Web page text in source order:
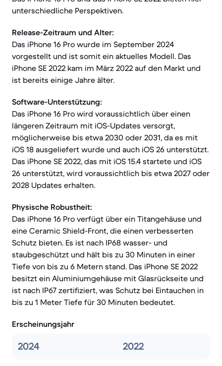
unterschiedliche Perspektiven.
Release-Zeitraum und Alter:
Das iPhone 16 Pro wurde im September 2024
vorgestellt und ist somit ein aktuelles Modell. Das
iPhone SE 2022 kam im März 2022 auf den Markt und
ist bereits einige Jahre älter.
Software-Unterstützung:
Das iPhone 16 Pro wird voraussichtlich über einen
längeren Zeitraum mit iOS-Updates versorgt,
möglicherweise bis etwa 2030 oder 2031, da es mit
iOS 18 ausgeliefert wurde und auch iOS 26 unterstützt.
Das iPhone SE 2022, das mit iOS 15.4 startete und iOS
26 unterstützt, wird voraussichtlich bis etwa 2027 oder
2028 Updates erhalten.
Physische Robustheit:
Das iPhone 16 Pro verfügt über ein Titangehäuse und
eine Ceramic Shield-Front, die einen verbesserten
Schutz bieten. Es ist nach IP68 wasser- und
staubgeschützt und hält bis zu 30 Minuten in einer
Tiefe von bis zu 6 Metern stand. Das iPhone SE 2022
besitzt ein Aluminiumgehäuse mit Glasrückseite und
ist nach IP67 zertifiziert, was Schutz bei Eintauchen in
bis zu 1 Meter Tiefe für 30 Minuten bedeutet.
Erscheinungsjahr
2024 2022